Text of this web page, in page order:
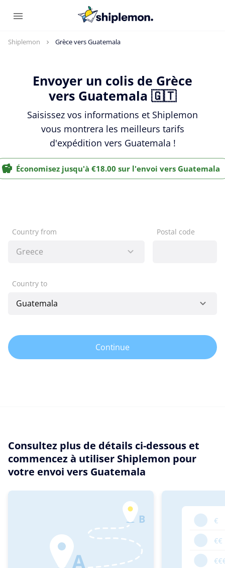
Shiplemon Grèce vers Guatemala
Envoyer un colis de Grèce
vers Guatemala 🇬🇹
Saisissez vos informations et Shiplemon
vous montrera les meilleurs tarifs
d'expédition vers Guatemala !
Économisez jusqu'à €18.00 sur l'envoi vers Guatemala
Country from Postal code
Country to
Continue
Consultez plus de détails ci-dessous et
commencez à utiliser Shiplemon pour
votre envoi vers Guatemala